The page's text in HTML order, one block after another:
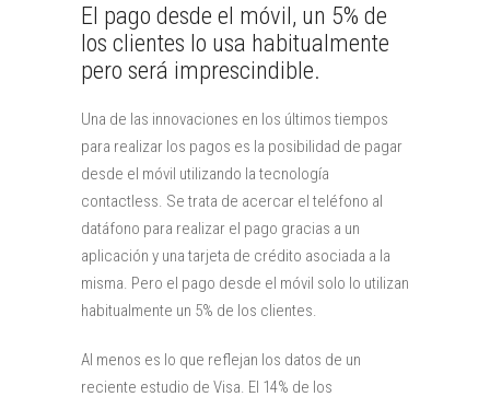
El pago desde el móvil, un 5% de
los clientes lo usa habitualmente
pero será imprescindible.
Una de las innovaciones en los últimos tiempos
para realizar los pagos es la posibilidad de pagar
desde el móvil utilizando la tecnología
contactless. Se trata de acercar el teléfono al
datáfono para realizar el pago gracias a un
aplicación y una tarjeta de crédito asociada a la
misma. Pero el pago desde el móvil solo lo utilizan
habitualmente un 5% de los clientes.
Al menos es lo que reflejan los datos de un
reciente estudio de Visa. El 14% de los